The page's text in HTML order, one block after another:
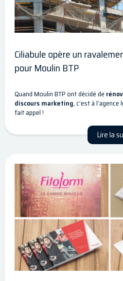
Ciliabule opère un
pour Moulin BTP
Quand Moulin BTP ont décidé de
discours marketing, c’est à
fait appel !
Lire la